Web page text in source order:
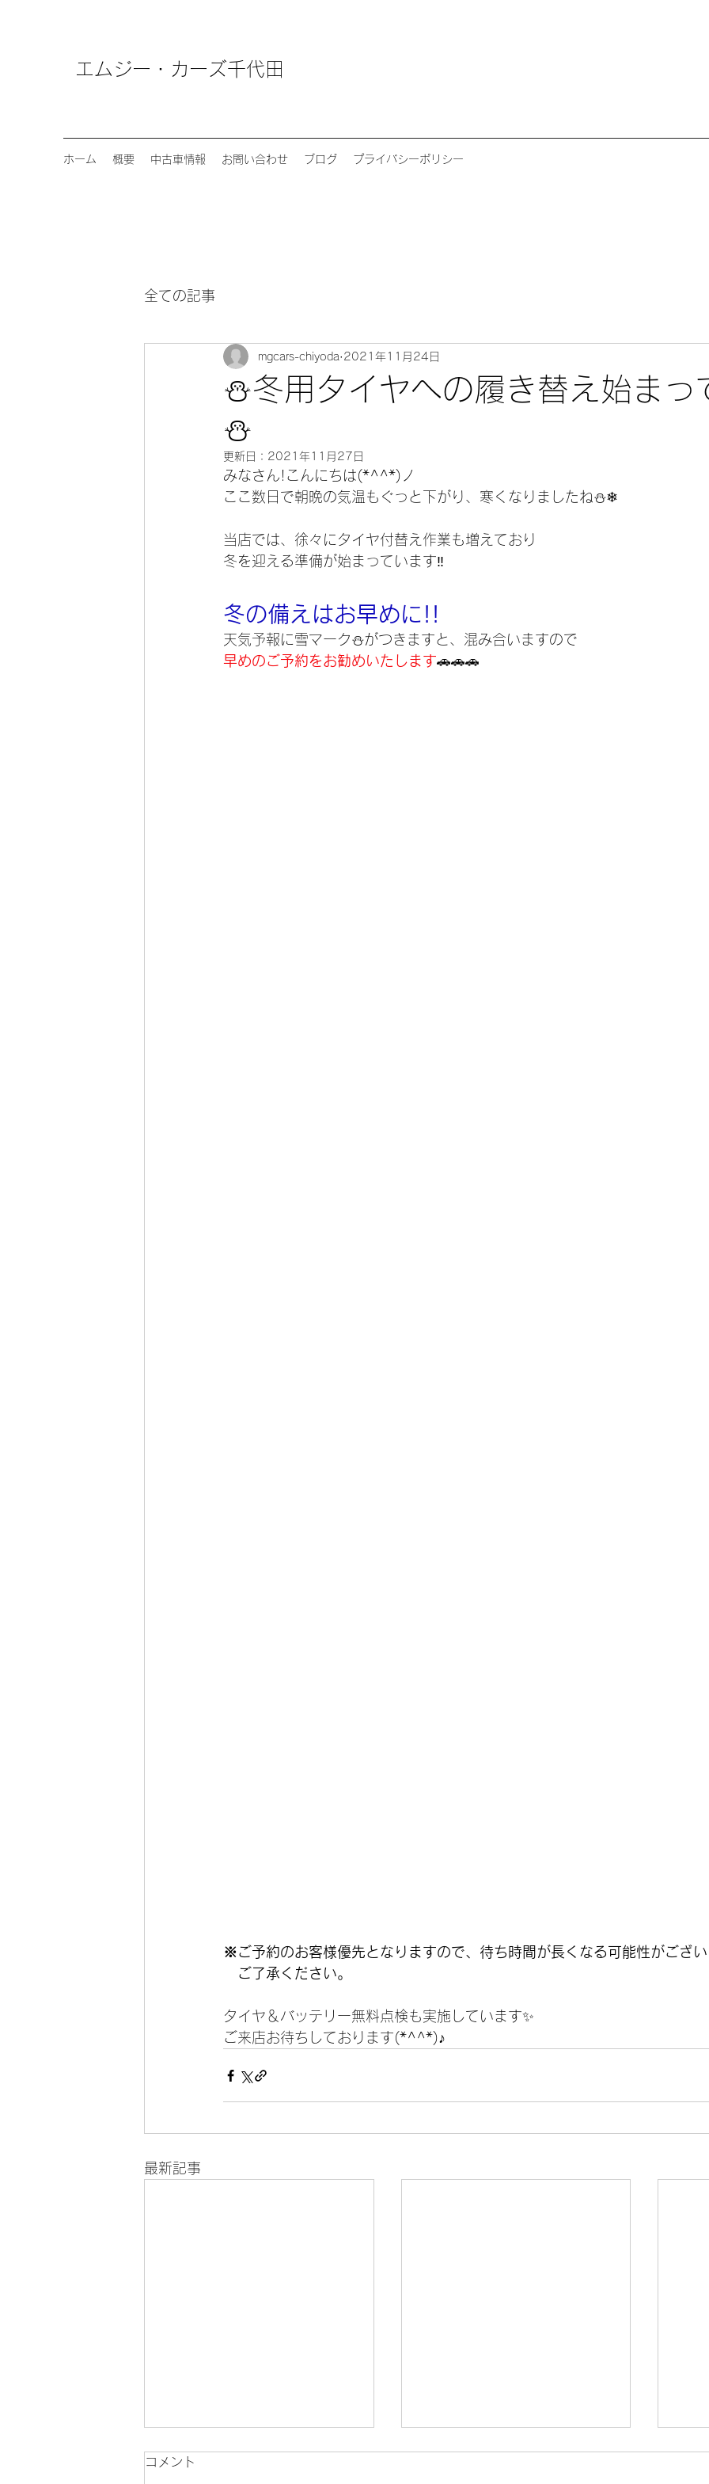
エムジー・カーズ千代田
ホーム 概要 中古車情報 お問い合わせ ブログ プライバシーポリシー
全ての記事
⛄冬用タイヤへの履き替え始まっ
⛄
mgcars-chiyoda 2021年11月24日
更新日： 2021年11月27日
みなさん!こんにちは(*^^*)ノ
ここ数日で朝晩の気温もぐっと下がり、寒くなりましたね⛄❄
当店では、徐々にタイヤ付替え作業も増えており
冬を迎える準備が始まっています‼
冬の備えはお早めに!!
天気予報に雪マーク⛄がつきますと、混み合いますので
早めのご予約をお勧めいたします🚗🚗🚗
※ご予約のお客様優先となりますので、待ち時間が長くなる可能性がござ
ご了承ください。
タイヤ＆バッテリー無料点検も実施しています✨
ご来店お待ちしております(*^^*)♪
最新記事
コメント